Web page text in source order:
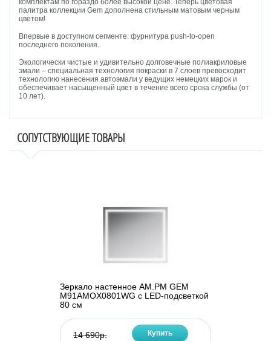
комплектам по гораздо более высокой цене. Теперь цветовая
палитра коллекции Gem дополнена стильным матовым черным
цветом!
Впервые в доступном сегменте: фурнитура push-to-open
последнего поколения.
Экологически чистые и удивительно долговечные полиакриловые
эмали – специальная технология покраски в 7 слоев превосходит
технологию нанесения автоэмали у ведущих немецких марок и
обеспечивает насыщенный цвет в течение всего срока службы (от
10 лет).
СОПУТСТВУЮЩИЕ ТОВАРЫ
Зеркало настенное AM.PM GEM
M91AMOX0801WG с LED-подсветкой
80 см
14 690р. Купить